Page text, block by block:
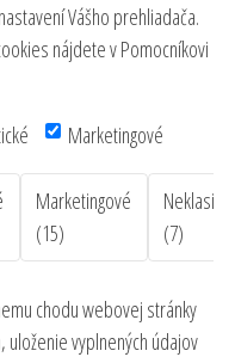
Vášho prehliadača.
nájdete v Pomocníkovi
Marketingové
Marketingové
(15)
(7)
chodu webovej stránky
uloženie vyplnených údajov